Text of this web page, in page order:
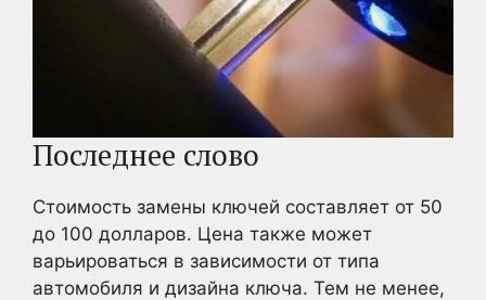
Последнее слово
Стоимость замены ключей составляет от 50
до 100 долларов. Цена также может
варьироваться в зависимости от типа
автомобиля и дизайна ключа. Тем не менее,